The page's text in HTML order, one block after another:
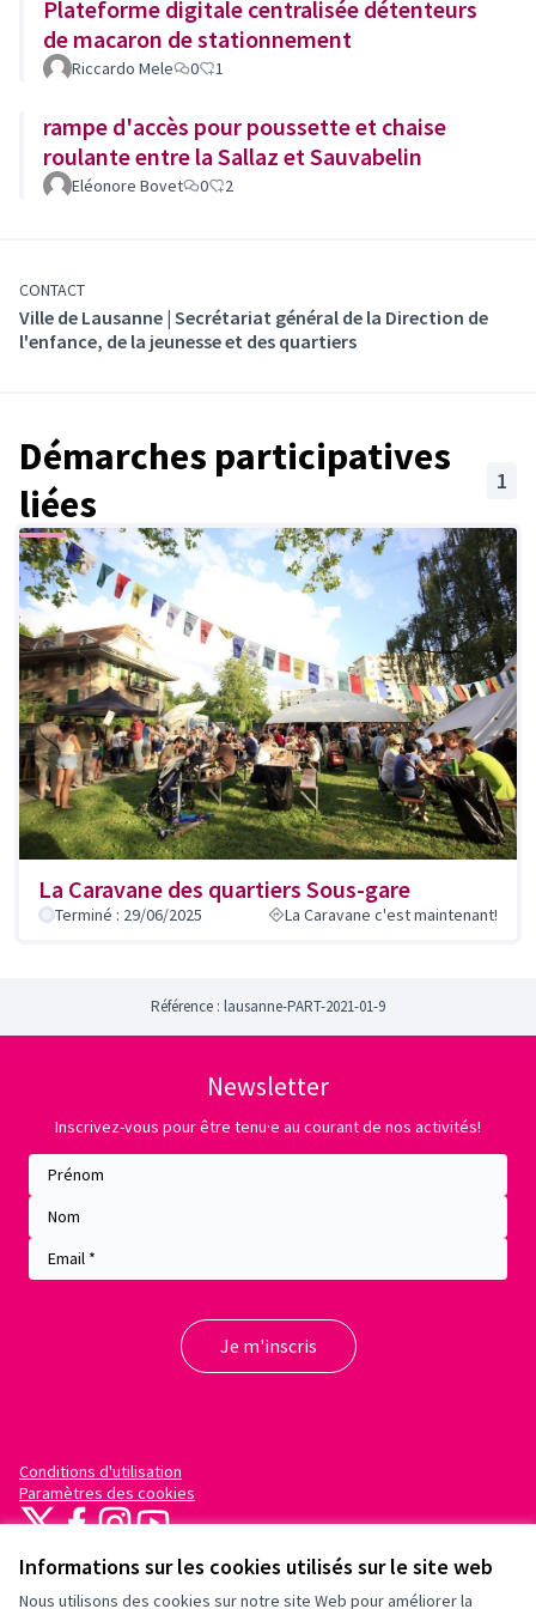
Informations sur les cookies utilisés sur le site web
Nous utilisons des cookies sur notre site Web pour améliorer la
relèvent decompétences communales
visent à l'amélioration de laqualité de vie
habitant·e·s,
ne concernent pas des
(tags, nuisances,
délits, etc.) qui peuvent être déposées auprès du
de police
(Lien externe)
,
ne concernent pas l'obtention de moyens financiers ou
Vous souhaitez déposer une idée?
Prenez connaissance du
fonctionnement
Plateforme digitale centralisée détenteurs
de macaron de stationnement
Riccardo Mele 0 1
rampe d'accès pour poussette et chaise
roulante entre la Sallaz et Sauvabelin
Eléonore Bovet 0 2
CONTACT
Ville de Lausanne | Secrétariat général de la Direction de
l'enfance, de la jeunesse et des quartiers
Démarches participatives
liées
1
La Caravane des quartiers Sous-gare
Terminé : 29/06/2025 La Caravane c'est maintenant!
Référence : lausanne-PART-2021-01-9
Newsletter
Inscrivez-vous pour être tenu·e au courant de nos activités!
Conditions d'utilisation
Paramètres des cookies
X
FacebookInstagram
YouTube